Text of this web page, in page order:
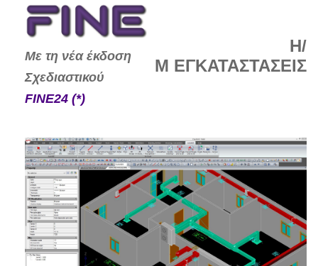
ΕΡΓΑ
Με τη νέα έκδοση
Σχεδιαστικού
FINE24 (*)
Η/
Μ ΕΓΚΑΤΑΣΤΑΣΕΙΣ